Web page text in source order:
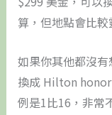
算，但地點會比較
如果你其他都沒
換成 Hilton
例是1比16，非常